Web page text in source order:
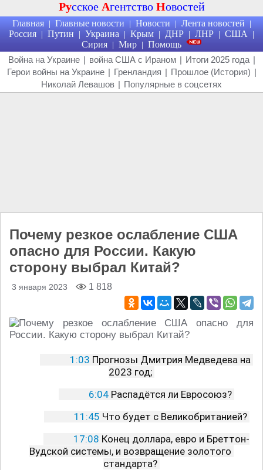
Русское Агентство Новостей
Главная | Главные новости | Новости | Лента новостей |
Россия | Путин | Украина | Крым | ДНР | ЛНР | США |
Сирия | Мир | Помощь
Война на Украине | война США с Ираном | Итоги 2025 года |
Герои войны на Украине | Гренландия | Прошлое (История) |
Николай Левашов | Популярные в соцсетях
Почему резкое ослабление США
опасно для России. Какую
сторону выбрал Китай?
3 января 2023 1 818
1:03 Прогнозы Дмитрия Медведева на
2023 год;
6:04 Распадётся ли Евросоюз?
11:45 Что будет с Великобританией?
17:08 Конец доллара, евро и Бреттон-
Вудской системы, и возвращение золотого
стандарта?